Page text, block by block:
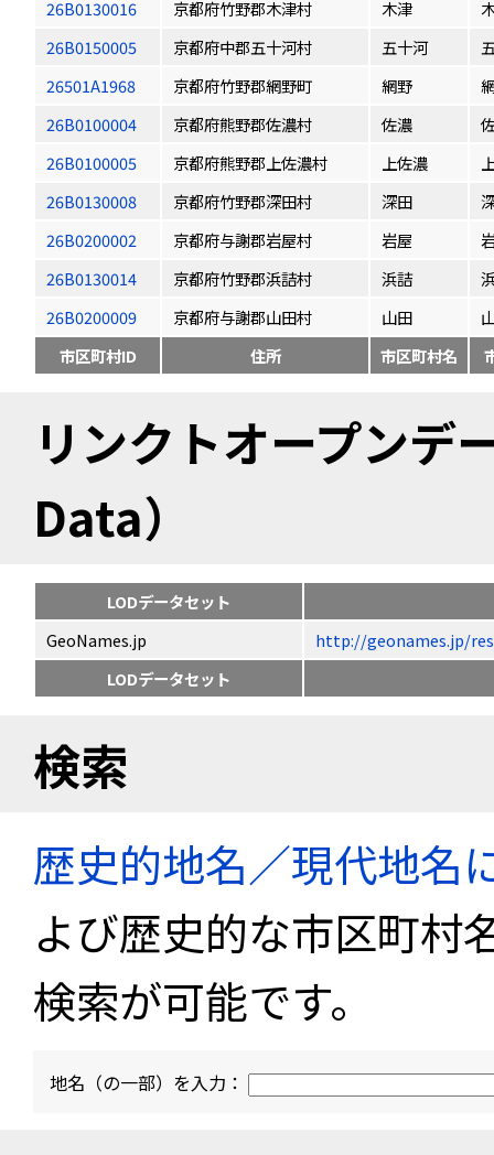
26B0130016
京都府竹野郡木津村 木津
26B0150005
京都府中郡五十河村 五十河
26501A1968
京都府竹野郡網野町 網野
26B0100004
京都府熊野郡佐濃村 佐濃
26B0100005
京都府熊野郡上佐濃村 上佐濃
26B0130008
京都府竹野郡深田村 深田
26B0200002
京都府与謝郡岩屋村 岩屋
26B0130014
京都府竹野郡浜詰村 浜詰
26B0200009
京都府与謝郡山田村 山田
市区町村ID
住所 市区町村名
リンクトオープン
Data）
LODデータセット
GeoNames.jp
http://geonames.jp/
LODデータセット
検索
歴史的地名／現代地名
よび歴史的な市区町村
検索が可能です。
地名（の一部）を入力：